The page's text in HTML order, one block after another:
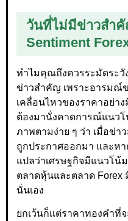
วันที่ไม่มีข่าวสำคั
Sentiment
ทำไมคุณถึงควรระมัดระ
ข่าวสำคัญ เพราะอารมณ์
เคลื่อนไหวของราคาอย่
ต้องมานั่งคาดการณ์แนวโ
ภาพตามง่าย ๆ ว่า เมื่อข่า
ถูกประกาศออกมา และห
แปลว่าเศรษฐกิจมีแนวโน้
ตลาดหุ้นและตลาด Forex
นั่นเอง
ยกเว้นก็แต่ราคาทองคำที่